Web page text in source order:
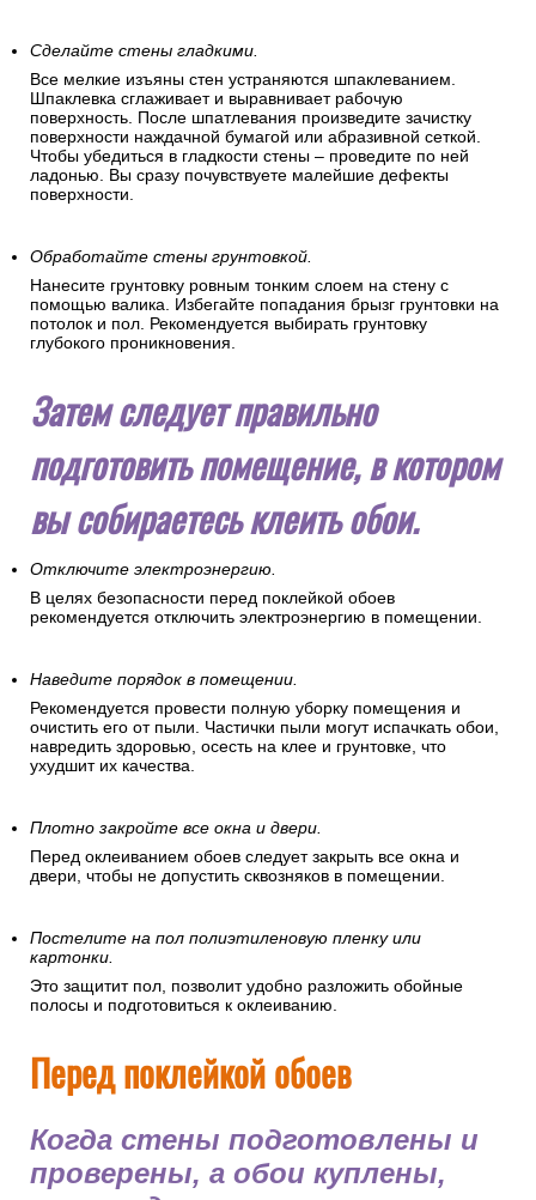
Сделайте стены гладкими.
Все мелкие изъяны стен устраняются шпаклеванием.
Шпаклевка сглаживает и выравнивает рабочую
поверхность. После шпатлевания произведите зачистку
поверхности наждачной бумагой или абразивной сеткой.
Чтобы убедиться в гладкости стены – проведите по ней
ладонью. Вы сразу почувствуете малейшие дефекты
поверхности.
Обработайте стены грунтовкой.
Нанесите грунтовку ровным тонким слоем на стену с
помощью валика. Избегайте попадания брызг грунтовки на
потолок и пол. Рекомендуется выбирать грунтовку
глубокого проникновения.
Затем следует правильно
подготовить помещение, в котором
вы собираетесь клеить обои.
Отключите электроэнергию.
В целях безопасности перед поклейкой обоев
рекомендуется отключить электроэнергию в помещении.
Наведите порядок в помещении.
Рекомендуется провести полную уборку помещения и
очистить его от пыли. Частички пыли могут испачкать обои,
навредить здоровью, осесть на клее и грунтовке, что
ухудшит их качества.
Плотно закройте все окна и двери.
Перед оклеиванием обоев следует закрыть все окна и
двери, чтобы не допустить сквозняков в помещении.
Постелите на пол полиэтиленовую пленку или
картонки.
Это защитит пол, позволит удобно разложить обойные
полосы и подготовиться к оклеиванию.
Перед поклейкой обоев
Когда стены подготовлены и
проверены, а обои куплены,